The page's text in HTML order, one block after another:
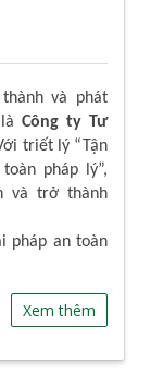
và phát
Công ty Tư
triết lý “Tận
pháp lý”,
và trở thành
pháp an toàn
Xem thêm